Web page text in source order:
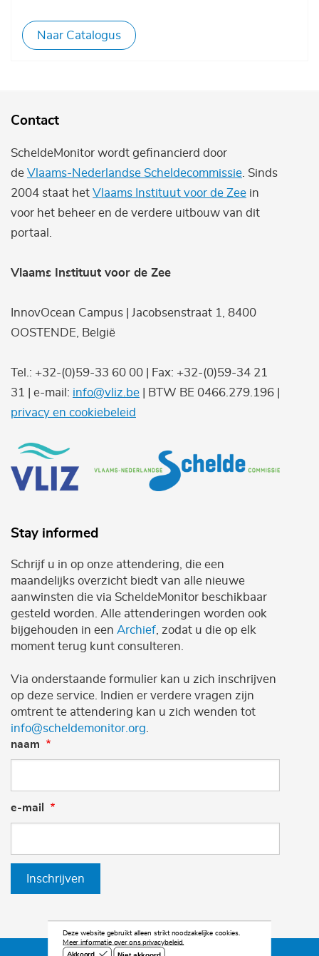
Naar Catalogus
Contact
ScheldeMonitor wordt gefinancierd door
de Vlaams-Nederlandse Scheldecommissie. Sinds
2004 staat het Vlaams Instituut voor de Zee in
voor het beheer en de verdere uitbouw van dit
portaal.
Vlaams Instituut voor de Zee
InnovOcean Campus | Jacobsenstraat 1, 8400
OOSTENDE, België
Tel.: +32-(0)59-33 60 00 | Fax: +32-(0)59-34 21
31 | e-mail: info@vliz.be | BTW BE 0466.279.196 |
privacy en cookiebeleid
Stay informed
Schrijf u in op onze attendering, die een
maandelijks overzicht biedt van alle nieuwe
aanwinsten die via ScheldeMonitor beschikbaar
gesteld worden. Alle attenderingen worden ook
bijgehouden in een Archief , zodat u die op elk
moment terug kunt consulteren.
Via onderstaande formulier kan u zich inschrijven
op deze service. Indien er verdere vragen zijn
omtrent te attendering kan u zich wenden tot
info@scheldemonitor.org
naam
e-mail
Inschrijven
Deze website gebruikt alleen strikt noodzakelijke cookies.
Meer informatie over ons privacybeleid.